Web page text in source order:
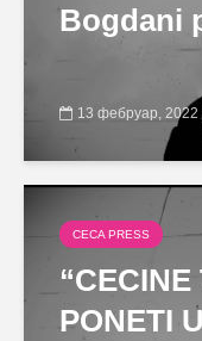
Bogdani
13 фебруар, 2022
CECA PRESS
PONETI